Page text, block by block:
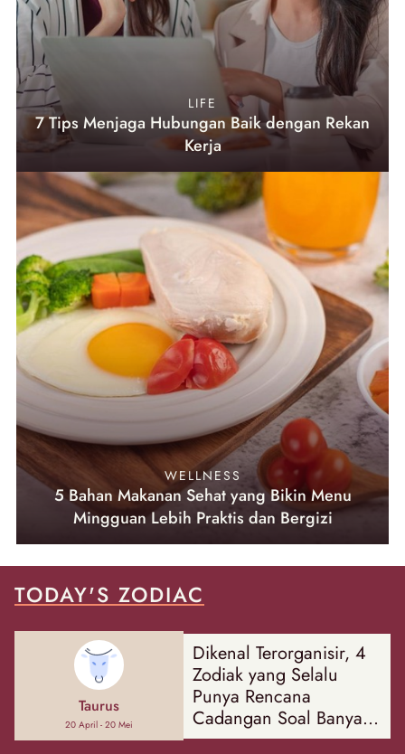
LIFE
7 Tips Menjaga Hubungan Baik dengan Rekan
Kerja
WELLNESS
5 Bahan Makanan Sehat yang Bikin Menu
Mingguan Lebih Praktis dan Bergizi
TODAY'S ZODIAC
Taurus
20 April - 20 Mei
Dikenal Terorganisir, 4
Zodiak yang Selalu
Punya Rencana
Cadangan Soal Banyak
Hal